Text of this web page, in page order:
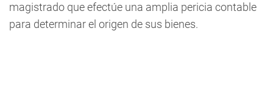
magistrado que efectúe una amplia pericia contable
para determinar el origen de sus bienes.